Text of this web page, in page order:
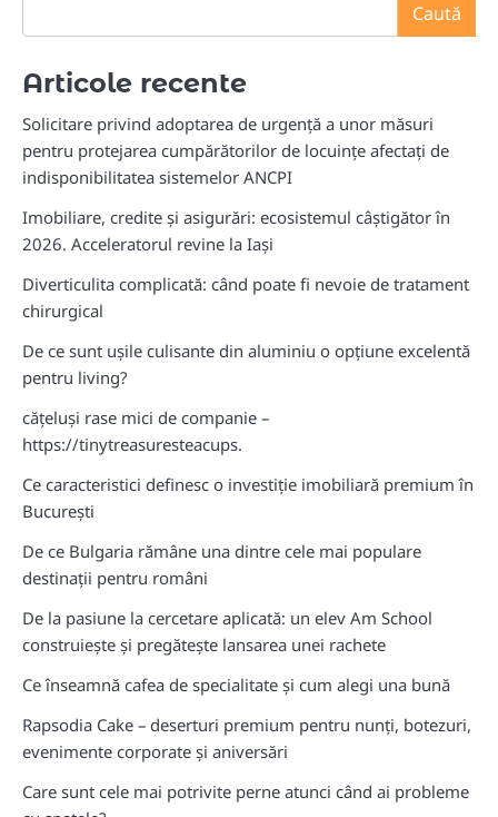
Caută
Articole recente
Solicitare privind adoptarea de urgență a unor măsuri
pentru protejarea cumpărătorilor de locuințe afectați de
indisponibilitatea sistemelor ANCPI
Imobiliare, credite și asigurări: ecosistemul câștigător în
2026. Acceleratorul revine la Iași
Diverticulita complicată: când poate fi nevoie de tratament
chirurgical
De ce sunt ușile culisante din aluminiu o opțiune excelentă
pentru living?
cățeluși rase mici de companie –
https://tinytreasuresteacups.
Ce caracteristici definesc o investiție imobiliară premium în
București
De ce Bulgaria rămâne una dintre cele mai populare
destinații pentru români
De la pasiune la cercetare aplicată: un elev Am School
construiește și pregătește lansarea unei rachete
Ce înseamnă cafea de specialitate și cum alegi una bună
Rapsodia Cake – deserturi premium pentru nunți, botezuri,
evenimente corporate și aniversări
Care sunt cele mai potrivite perne atunci când ai probleme